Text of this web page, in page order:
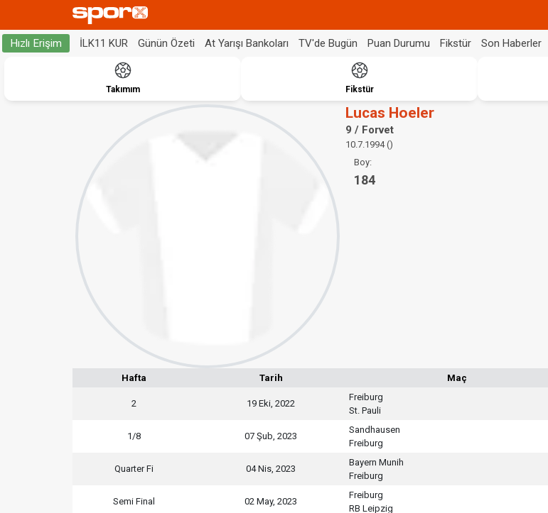
Hızlı Erişim İLK11 KUR Günün Özeti At Yarışı Bankoları TV'de Bugün Puan Durumu Fikstür Son Haberler
Takımım Fikstür
Lucas Hoeler
9 / Forvet
10.7.1994 ()
Boy:
184
Hafta Tarih Maç
2 19 Eki, 2022
Freiburg
St. Pauli
1/8 07 Şub, 2023
Sandhausen
Freiburg
Quarter Fi 04 Nis, 2023
Bayern Munih
Freiburg
Semi Final 02 May, 2023
Freiburg
RB Leipzig